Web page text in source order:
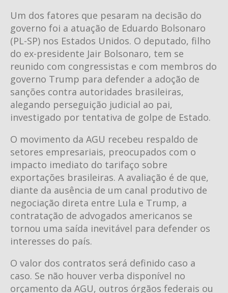
Um dos fatores que pesaram na decisão do
governo foi a atuação de Eduardo Bolsonaro
(PL-SP) nos Estados Unidos. O deputado, filho
do ex-presidente Jair Bolsonaro, tem se
reunido com congressistas e com membros do
governo Trump para defender a adoção de
sanções contra autoridades brasileiras,
alegando perseguição judicial ao pai,
investigado por tentativa de golpe de Estado.
O movimento da AGU recebeu respaldo de
setores empresariais, preocupados com o
impacto imediato do tarifaço sobre
exportações brasileiras. A avaliação é de que,
diante da ausência de um canal produtivo de
negociação direta entre Lula e Trump, a
contratação de advogados americanos se
tornou uma saída inevitável para defender os
interesses do país.
O valor dos contratos será definido caso a
caso. Se não houver verba disponível no
orçamento da AGU, outros órgãos federais ou